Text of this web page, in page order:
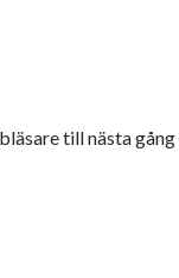
till nästa gång